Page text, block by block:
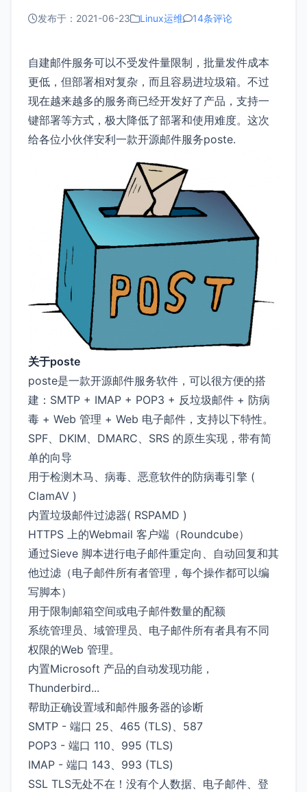
发布于：2021-06-23 Linux运维 14条评论
自建邮件服务可以不受发件量限制，批量发件成本
更低，但部署相对复杂，而且容易进垃圾箱。不过
现在越来越多的服务商已经开发好了产品，支持一
键部署等方式，极大降低了部署和使用难度。这次
给各位小伙伴安利一款开源邮件服务poste.
关于poste
poste是一款开源邮件服务软件，可以很方便的搭
建：SMTP + IMAP + POP3 + 反垃圾邮件 + 防病
毒 + Web 管理 + Web 电子邮件，支持以下特性。
SPF、DKIM、DMARC、SRS 的原生实现，带有简
单的向导
用于检测木马、病毒、恶意软件的防病毒引擎 (
ClamAV )
内置垃圾邮件过滤器( RSPAMD )
HTTPS 上的Webmail 客户端（Roundcube）
通过Sieve 脚本进行电子邮件重定向、自动回复和其
他过滤（电子邮件所有者管理，每个操作都可以编
写脚本）
用于限制邮箱空间或电子邮件数量的配额
系统管理员、域管理员、电子邮件所有者具有不同
权限的Web 管理。
内置Microsoft 产品的自动发现功能，
Thunderbird...
帮助正确设置域和邮件服务器的诊断
SMTP - 端口 25、465 (TLS)、587
POP3 - 端口 110、995 (TLS)
IMAP - 端口 143、993 (TLS)
SSL TLS无处不在！没有个人数据、电子邮件、登